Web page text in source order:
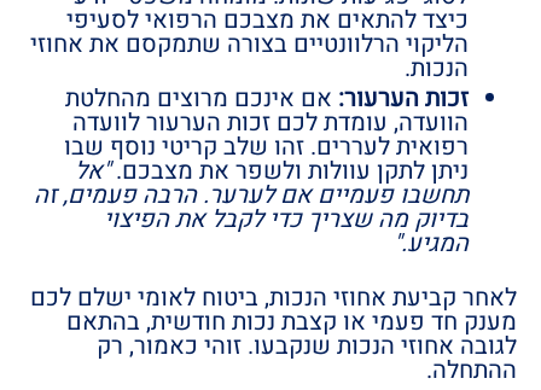
כיצד להתאים את מצבכם הרפואי לסעיפי
הליקוי הרלוונטיים בצורה שתמקסם את אחוזי
הנכות.
זכות הערעור: אם אינכם מרוצים מהחלטת
הוועדה, עומדת לכם זכות הערעור לוועדה
רפואית לעררים. זהו שלב קריטי נוסף שבו
ניתן לתקן עוולות ולשפר את מצבכם."אל
תחשבו פעמיים אם לערער. הרבה פעמים, זה
בדיוק מה שצריך כדי לקבל את הפיצוי
המגיע."
לאחר קביעת אחוזי הנכות, ביטוח לאומי ישלם לכם
מענק חד פעמי או קצבת נכות חודשית, בהתאם
לגובה אחוזי הנכות שנקבעו. זוהי כאמור, רק
ההתחלה.